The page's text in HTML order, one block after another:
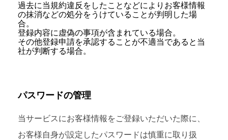
過去に当規約違反をしたことなどによりお客様情報
の抹消などの処分をうけていることが判明した場
合。
登録内容に虚偽の事項が含まれている場合。
その他登録申請を承認することが不適当であると当
社が判断する場合。
パスワードの管理
当サービスにお客様情報をご登録いただいた際に、
お客様自身が設定したパスワードは慎重に取り扱